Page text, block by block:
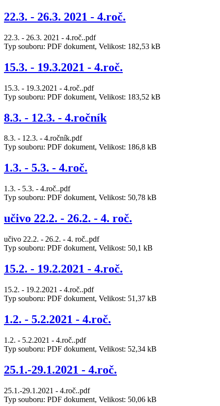
22.3. - 26.3. 2021 - 4.roč.
22.3. - 26.3. 2021 - 4.roč..pdf
Typ souboru: PDF dokument, Velikost: 182,53 kB
15.3. - 19.3.2021 - 4.roč.
15.3. - 19.3.2021 - 4.roč..pdf
Typ souboru: PDF dokument, Velikost: 183,52 kB
8.3. - 12.3. - 4.ročník
8.3. - 12.3. - 4.ročník.pdf
Typ souboru: PDF dokument, Velikost: 186,8 kB
1.3. - 5.3. - 4.roč.
1.3. - 5.3. - 4.roč..pdf
Typ souboru: PDF dokument, Velikost: 50,78 kB
učivo 22.2. - 26.2. - 4. roč.
učivo 22.2. - 26.2. - 4. roč..pdf
Typ souboru: PDF dokument, Velikost: 50,1 kB
15.2. - 19.2.2021 - 4.roč.
15.2. - 19.2.2021 - 4.roč..pdf
Typ souboru: PDF dokument, Velikost: 51,37 kB
1.2. - 5.2.2021 - 4.roč.
1.2. - 5.2.2021 - 4.roč..pdf
Typ souboru: PDF dokument, Velikost: 52,34 kB
25.1.-29.1.2021 - 4.roč.
25.1.-29.1.2021 - 4.roč..pdf
Typ souboru: PDF dokument, Velikost: 50,06 kB